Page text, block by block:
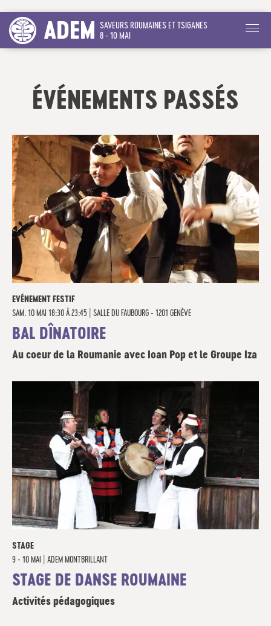
ADEM SAVEURS ROUMAINES ET TSIGANES
8 - 10 MAI
ÉVÉNEMENTS PASSÉS
EVÉNEMENT FESTIF
SAM. 10 MAI 18:30 À 23:45
SALLE DU FAUBOURG - 1201 GENÈVE
BAL DÎNATOIRE
Au coeur de la Roumanie avec Ioan Pop et le Groupe Iza
STAGE
9 - 10 MAI
ADEM MONTBRILLANT
STAGE DE DANSE ROUMAINE
Activités pédagogiques